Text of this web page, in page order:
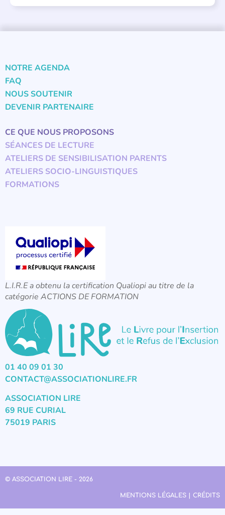
NOTRE AGENDA
FAQ
NOUS SOUTENIR
DEVENIR PARTENAIRE
CE QUE NOUS PROPOSONS
SÉANCES DE LECTURE
ATELIERS DE SENSIBILISATION PARENTS
ATELIERS SOCIO-LINGUISTIQUES
FORMATIONS
L.I.R.E a obtenu la certification Qualiopi au titre de la
catégorie ACTIONS DE FORMATION
01 40 09 01 30
CONTACT@ASSOCIATIONLIRE.FR
ASSOCIATION LIRE
69 RUE CURIAL
75019 PARIS
© ASSOCIATION LIRE - 2026
MENTIONS LÉGALES | CRÉDITS